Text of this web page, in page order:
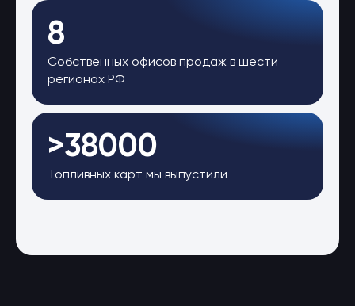
8
Собственных офисов продаж в шести
регионах РФ
>38000
Топливных карт мы выпустили